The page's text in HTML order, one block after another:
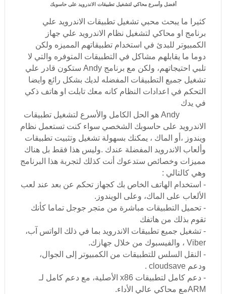
أفضل وأسرع محاكي لتشغيل تطبيقات الاندرويد على حاسوبك
كثيرا ما يبحث محبي تشغيل تطبيقات الاندرويد علي
برنامج او محاكي لتشغيل نظام الاندرويد علي جهاز
الكمبيوتر للبدئ في استخدام تطبيقاتهم المميزه ولكن
دوما ما يقابلهم مشاكل في التطبيقات المتوفره والتي لا
تلبي احتيجاتهم، ولكن مع برنامج Andy ستكون قادر علي
تشغيل جميع التطبيقات المفضله لديك بشكل رائع وايضا
التحكم في اعدادات النظام كانه معك تابلت او هاتف ذكي
في يدك
Andy هو الحل الكامل والأسرع لتشغيل تطبيقات
الاندرويد على حاسوبك الشخصي سواء كنت تستعمل نظام
ويندوز ،أو الماك ، يمكنك بسهولة تشغيل وتثبيت تطبيقات
وألعاب الاندرويد المفضلة عندك .وليس هذا فقط بل هناك
مميزات وخصائص ستدعوك أنت كذلك لتجربة هذا البرنامج
وهي كالتالي :
- استخدام الهاتف الخاص بك كجهاز تحكم عن بعد عند لعب
الألعاب على الماك، وعلى الويندوز.
- تحميل التطبيقات مباشرة من متجر جوجل تماما كأنك
تقوم بذلك من هاتفك
- تشغيل جميع تطبيقات الاندرويد بما في ذلك الواتس آب،
Viber ، والفيسبوك من خلال جهازك.
- النقل السلس للتطبيقات من الكمبيوتر إلى الجوال،
ودعم cloudsave .
- دعم كامل لتطبيقات x86 الأصلية، مع دعم كامل لـ
ARMمع محاكي عالي الأداء.